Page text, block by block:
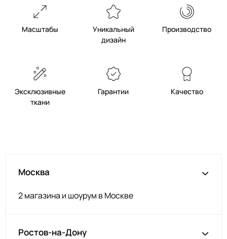
Масштабы
Уникальный
дизайн
Производство
Эксклюзивные
ткани
Гарантии Качество
Москва
2 магазина и шоурум в Москве
Ростов-на-Дону